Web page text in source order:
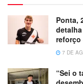
Ponta,
reforço
7 DE
“Sei o